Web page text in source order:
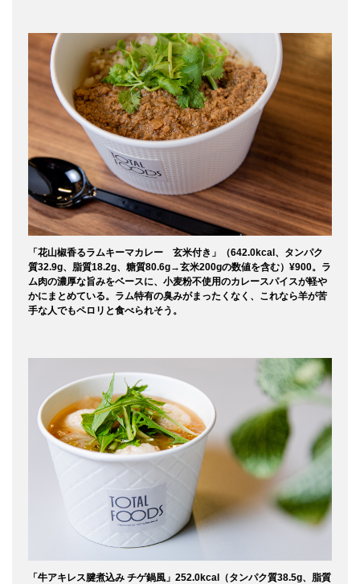
「花山椒香るラムキーマカレー 玄米付き」（642.0kcal、タンパク
質32.9g、脂質18.2g、糖質80.6g→玄米200gの数値を含む）¥900。ラ
ム肉の濃厚な旨みをベースに、小麦粉不使用のカレースパイスが軽や
かにまとめている。ラム特有の臭みがまったくなく、これなら羊が苦
手な人でもペロリと食べられそう。
「牛アキレス腱煮込み チゲ鍋風」252.0kcal（タンパク質38.5g、脂質